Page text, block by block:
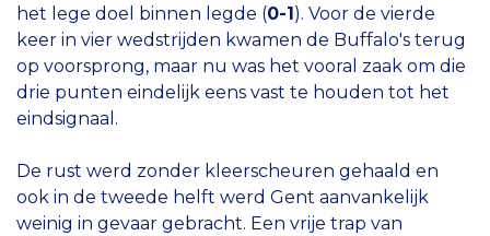
het lege doel binnen legde (0-1). Voor de vierde
keer in vier wedstrijden kwamen de Buffalo's terug
op voorsprong, maar nu was het vooral zaak om die
drie punten eindelijk eens vast te houden tot het
eindsignaal.
De rust werd zonder kleerscheuren gehaald en
ook in de tweede helft werd Gent aanvankelijk
weinig in gevaar gebracht. Een vrije trap van